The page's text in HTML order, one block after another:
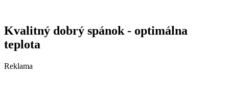
Kvalitný dobrý spánok - optimálna
teplota
Reklama